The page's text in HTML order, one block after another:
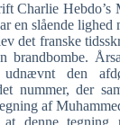
Charlie Hebdo’s
en slående lighed
det franske
brandbombe.
udnævnt den
nummer, der
af
denne tegning